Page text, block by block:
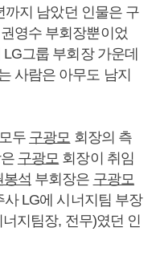
까지 남았던 인물은 구
영수 부회장뿐이었
그룹 부회장 가운데
사람은 아무도 남지
두 구광모 회장의 측
구광모 회장이 취임
봉석 부회장은 구광모
LG에 시너지팀 부장
지팀장, 전무)였던 인